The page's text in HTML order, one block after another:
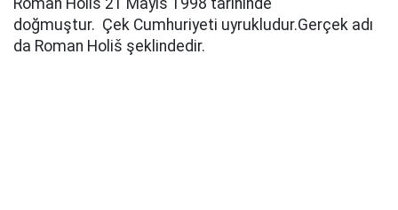
doğmuştur. Çek Cumhuriyeti uyrukludur.Gerçek adı
da Roman Holiš şeklindedir.